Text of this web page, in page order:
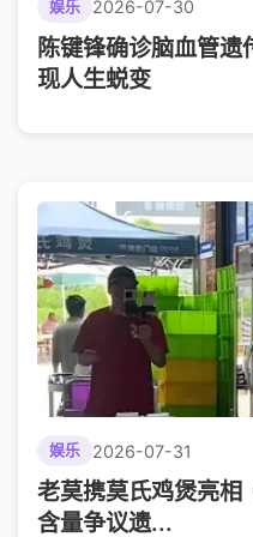
娱乐 2026-07-30
陈键锋确诊脑血管
现人生蜕变
娱乐 2026-07-31
老莫携莫氏鸡煲亮相
含量争议遗...